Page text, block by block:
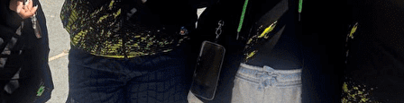
Ajoutez un logo, un bouton, des réseaux sociaux
Cliquez pour éditer